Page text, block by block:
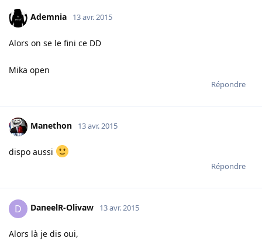
Ademnia 13 avr. 2015
Alors on se le fini ce DD
Mika open
Répondre
Manethon 13 avr. 2015
dispo aussi
Répondre
D DaneelR-Olivaw 13 avr. 2015
Alors là je dis oui,